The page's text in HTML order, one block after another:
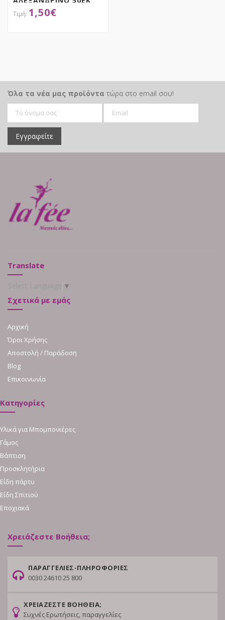
ΚΑΡΩ (ΜΑΥΡΟ-ΛΕΥΚΟ)
1,50€
Όλα τα νέα μας προϊόντα τώρα στο email σου!
Εγγραφείτε
Translate
▼
Σχετικά με εμάς
Αρχική
Όροι Χρήσης
Αποστολή / Παράδοση
Blog
Επικοινωνία
Κατηγορίες
Υλικά για Μπομπονιέρες
Γάμος
Βάπτιση
Προσκλητήρια
Είδη πάρτυ
Είδη Σπιτιού
Εποχιακά
Χρειάζεστε Βοήθεια;
ΠΑΡΑΓΓΕΛΙΕΣ-ΠΛΗΡΟΦΟΡΙΕΣ
0030 24610 25 800
ΧΡΕΙΑΖΕΣΤΕ ΒΟΗΘΕΙΑ;
Συχνές Ερωτήσεις, παραγγελίες